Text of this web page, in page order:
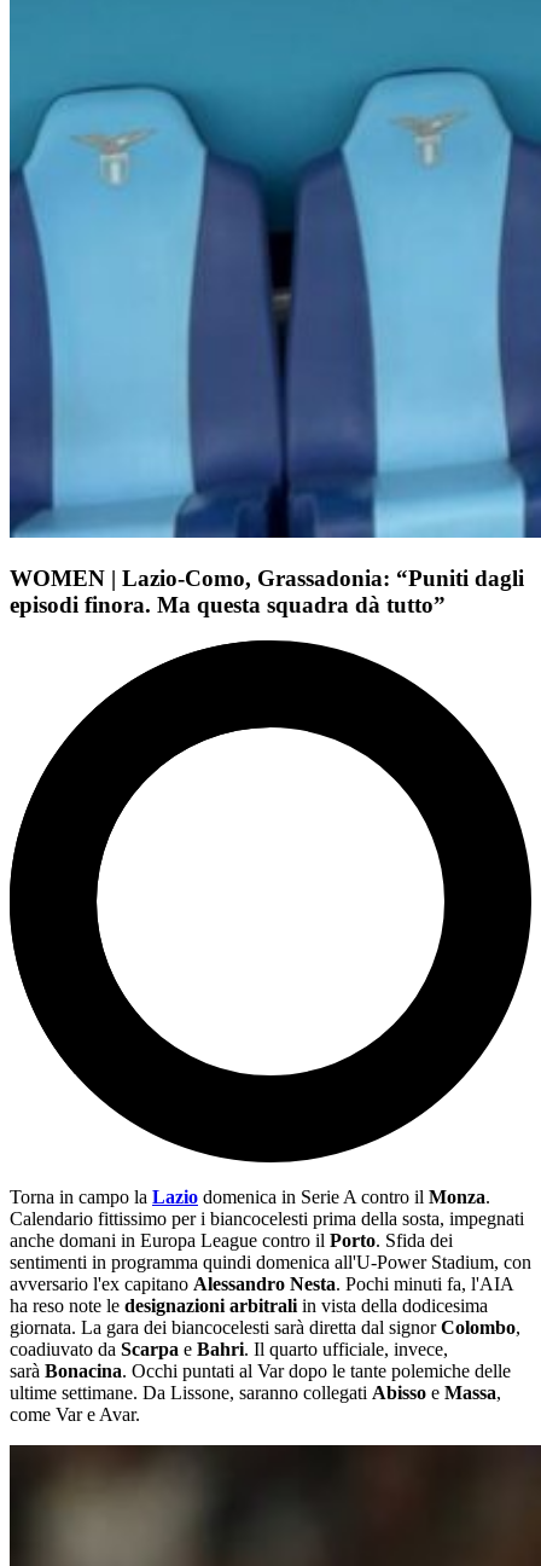
WOMEN | Lazio-Como, Grassadonia: “Puniti dagli
episodi finora. Ma questa squadra dà tutto”
Torna in campo la Lazio domenica in Serie A contro il Monza.
Calendario fittissimo per i biancocelesti prima della sosta, impegnati
anche domani in Europa League contro il Porto. Sfida dei
sentimenti in programma quindi domenica all'U-Power Stadium, con
avversario l'ex capitano Alessandro Nesta. Pochi minuti fa, l'AIA
ha reso note le designazioni arbitrali in vista della dodicesima
giornata. La gara dei biancocelesti sarà diretta dal signorColombo,
coadiuvato da Scarpa e Bahri. Il quarto ufficiale, invece,
sarà Bonacina. Occhi puntati al Var dopo le tante polemiche delle
ultime settimane. Da Lissone, saranno collegati Abisso e Massa,
come Var e Avar.